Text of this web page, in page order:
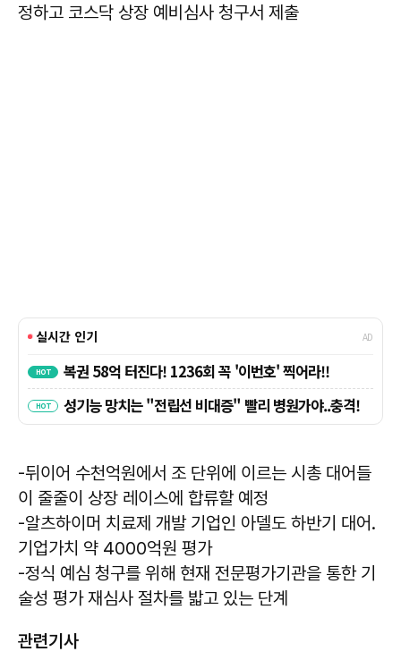
정하고 코스닥 상장 예비심사 청구서 제출
-뒤이어 수천억원에서 조 단위에 이르는 시총 대어들
이 줄줄이 상장 레이스에 합류할 예정
-알츠하이머 치료제 개발 기업인 아델도 하반기 대어.
기업가치 약 4000억원 평가
-정식 예심 청구를 위해 현재 전문평가기관을 통한 기
술성 평가 재심사 절차를 밟고 있는 단계
관련기사